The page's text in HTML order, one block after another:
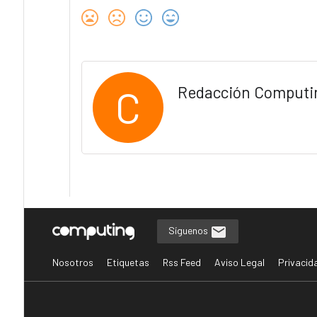
C Redacción
Síguenos
Nosotros Etiquetas Rss Feed Aviso Legal